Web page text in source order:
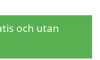
och utan